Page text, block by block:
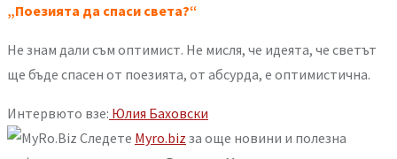
„Поезията да спаси света?“
Не знам дали съм оптимист. Не мисля, че идеята, че светът
ще бъде спасен от поезията, от абсурда, е оптимистична.
Интервюто взе: Юлия Баховски
Следете Myro.biz за още новини и полезна